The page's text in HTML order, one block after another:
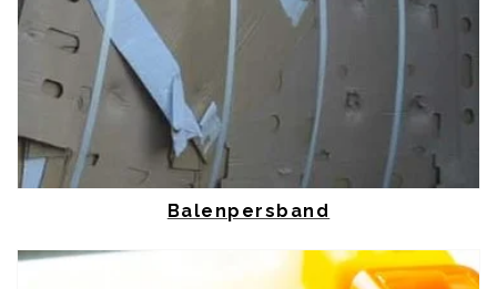
Balenpersband